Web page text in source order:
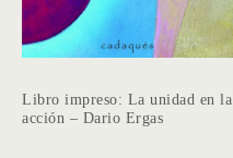
Libro impreso: La unidad en la
acción – Dario Ergas